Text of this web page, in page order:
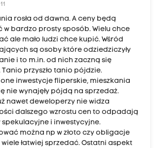
rosła od dawna. A ceny będą
w bardzo prosty sposób. Wielu chce
ale mało ludzi chce kupić. Wśród
są osoby które odziedziczyły
i to m.in. od nich zaczną się
przyszło tanio pójdzie.
inwestycje fliperskie, mieszkania
nie wynajęły pójdą na sprzedaż.
nawet deweloperzy nie widza
dalszego wzrostu cen to odpadają
spekulacyjne i inwestycyjne.
można np w złoto czy obligacje
łatwiej sprzedać. Ostatni aspekt